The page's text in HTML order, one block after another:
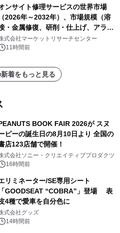
ンサイト修理サービスの世界市場
（2026年～2032年）、市場規模（溶
・金属修復、研削・仕上げ、アライ
ント、その他）・分析レポートを発
式会社マーケットリサーチセンター
11時間前
着をもっと見る
BOOK FAIR 2026が スヌ
ピーの誕生日の8月10日より 全国の
店123店舗で開催！
式会社ソニー・クリエイティブプロダクツ
16時間前
リミネーター/SE専用シート
「GOODSEAT “COBRA”」登場 表
4種で愛車を自分色に
式会社グッズ
14時間前